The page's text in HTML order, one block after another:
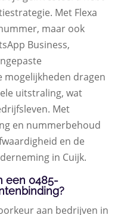
Met Flexa
maar ook
Business,
mogelijkheden dragen
uitstraling, wat
Met
en nummerbehoud
en de
in Cuijk.
een 0485-
aan bedrijven in